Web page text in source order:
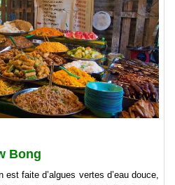
Bong
faite d’algues vertes d’eau douce,